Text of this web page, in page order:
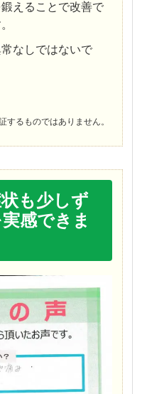
えることで改善で
なしではないで
るものではありません。
も少しず
感できま